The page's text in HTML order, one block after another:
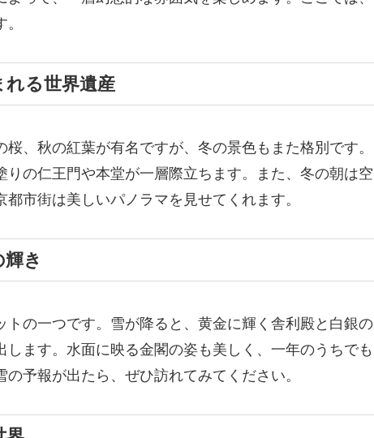
れる世界遺産
、秋の紅葉が有名ですが、冬の景色もまた格別です。
の仁王門や本堂が一層際立ちます。また、冬の朝は空
市街は美しいパノラマを見せてくれます。
き
の一つです。雪が降ると、黄金に輝く舎利殿と白銀の
ます。水面に映る金閣の姿も美しく、一年のうちでも
予報が出たら、ぜひ訪れてみてください。